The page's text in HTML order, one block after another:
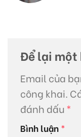
Để lại một
Email của
công khai.
đánh dấu *
Bình luận*